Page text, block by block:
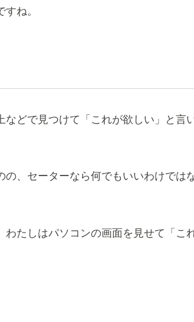
ね。
どで見つけて「これが欲しい」と言
の、セーターなら何でもいいわけでは
たしはパソコンの画面を見せて「こ